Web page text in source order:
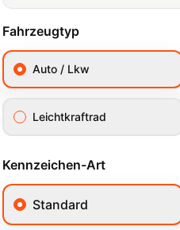
Fahrzeugtyp
Auto / Lkw
Leichtkraftrad
Kennzeichen-Art
Standard